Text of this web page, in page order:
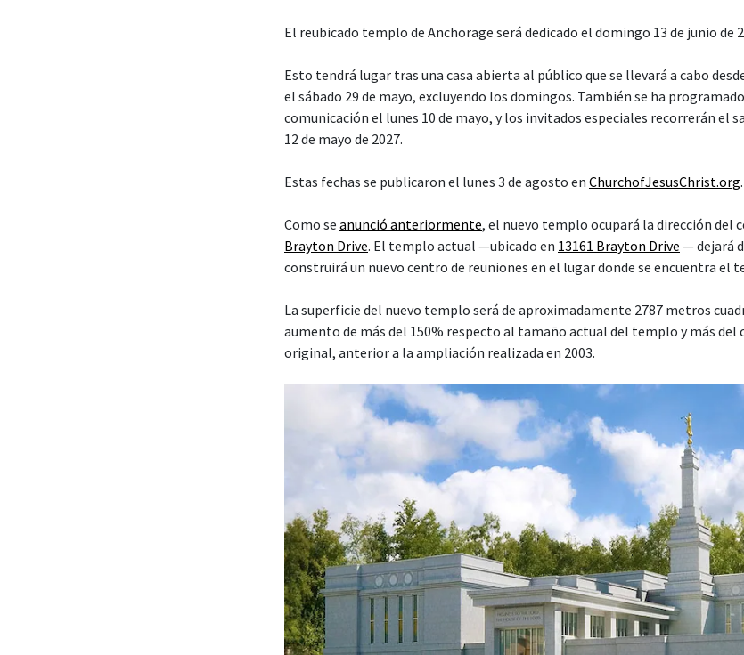
El reubicado templo de Anchorage será dedicado el domingo 13 de junio de
Esto tendrá lugar tras una casa abierta al público que se llevará a cabo
el sábado 29 de mayo, excluyendo los domingos. También se ha
comunicación el lunes 10 de mayo, y los invitados especiales recorrerán el
12 de mayo de 2027.
Estas fechas se publicaron el lunes 3 de agosto en ChurchofJesusChrist.org.
Como se anunció anteriormente, el nuevo templo ocupará la dirección del
Brayton Drive. El templo actual —ubicado en 13161 Brayton Drive — dejará
construirá un nuevo centro de reuniones en el lugar donde se encuentra el
La superficie del nuevo templo será de aproximadamente 2787 metros
aumento de más del 150% respecto al tamaño actual del templo y más del
original, anterior a la ampliación realizada en 2003.